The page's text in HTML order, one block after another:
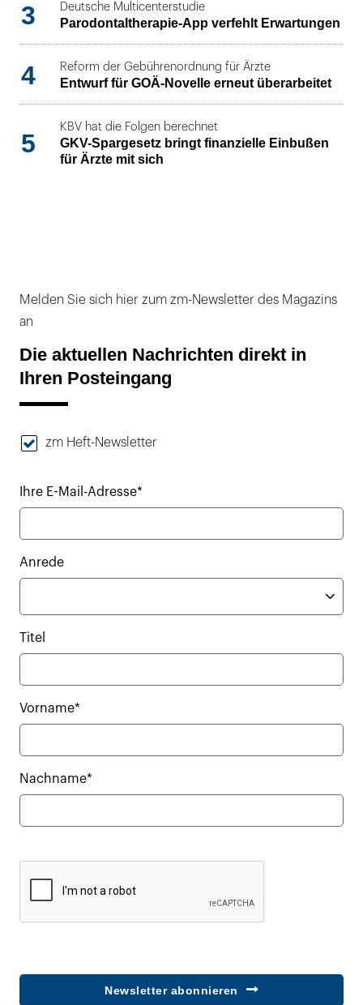
3 Deutsche Multicenterstudie
Parodontaltherapie-App verfehlt Erwartungen
4 Reform der Gebührenordnung für Ärzte
Entwurf für GOÄ-Novelle erneut überarbeitet
5
KBV hat die Folgen berechnet
GKV-Spargesetz bringt finanzielle Einbußen
für Ärzte mit sich
Melden Sie sich hier zum zm-Newsletter des Magazins
an
Die aktuellen Nachrichten direkt in
Ihren Posteingang
zm Heft-Newsletter
Ihre E-Mail-Adresse*
Anrede
Titel
Vorname*
Nachname*
Newsletter abonnieren